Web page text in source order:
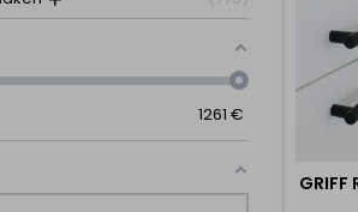
1261 €
GRIFF